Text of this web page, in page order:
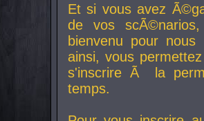
Et si vous avez
de vos
bienvenu pour
ainsi, vous
s'inscrire Ã la
temps.